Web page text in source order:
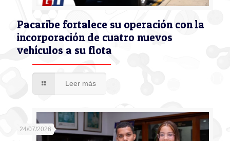
Pacaribe fortalece su operación con la
incorporación de cuatro nuevos
vehículos a su flota
Leer más
24/07/2026